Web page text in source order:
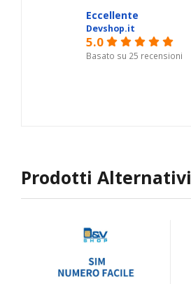
Eccellente
Devshop.it
5.0
Basato su 25 recensioni
Prodotti Alternativi